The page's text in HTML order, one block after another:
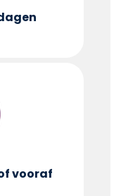
vooraf